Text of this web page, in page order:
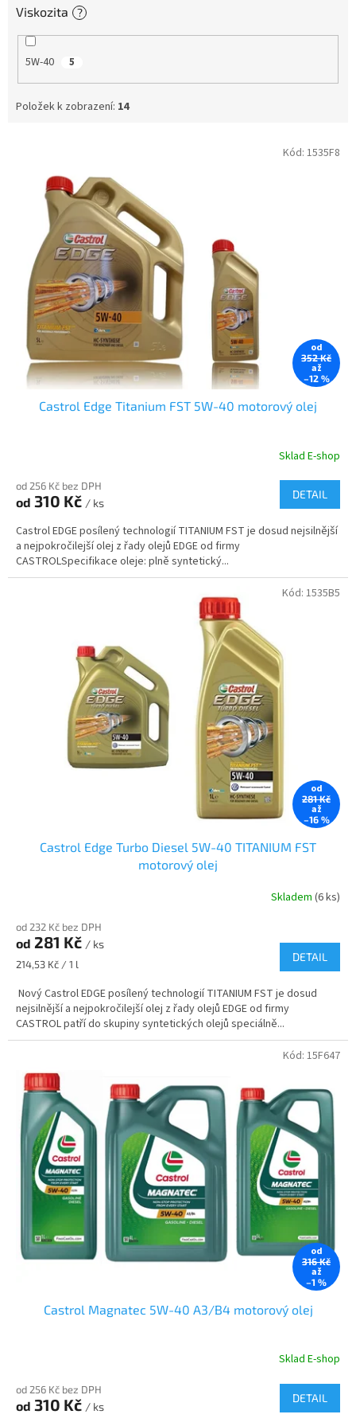
Viskozita ?
5W-40 5
Položek k zobrazení: 14
od
352 Kč
až
–12 %
Castrol Edge Titanium FST 5W-40 motorový olej
Sklad E-shop
od 256 Kč bez DPH
od 310 Kč / ks
DETAIL
Castrol EDGE posílený technologií TITANIUM FST je dosud nejsilnější
a nejpokročilejší olej z řady olejů EDGE od firmy
CASTROLSpecifikace oleje: plně syntetický...
Kód: 1535F8
od
281 Kč
až
–16 %
Castrol Edge Turbo Diesel 5W-40 TITANIUM FST
motorový olej
Skladem (6 ks)
od 232 Kč bez DPH
od 281 Kč / ks
Měrná
214,53 Kč / 1 l
DETAIL
Nový Castrol EDGE posílený technologií TITANIUM FST je dosud
nejsilnější a nejpokročilejší olej z řady olejů EDGE od firmy
CASTROL patří do skupiny syntetických olejů speciálně...
Kód: 1535B5
od
316 Kč
až
–1 %
Castrol Magnatec 5W-40 A3/B4 motorový olej
Sklad E-shop
od 256 Kč bez DPH
od 310 Kč / ks
DETAIL
Kód: 15F647